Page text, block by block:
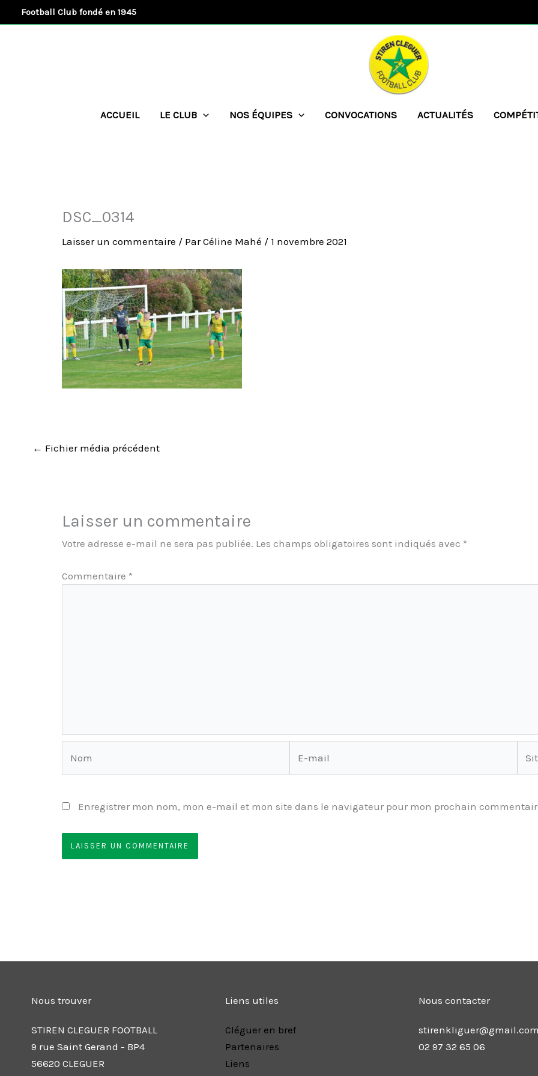
au
Football Club fondé en 1945
ACCUEIL LE CLUB NOS ÉQUIPES CONVOCATIONS ACTUALITÉS
DSC_0314
Laisser un commentaire / ParCéline Mahé / 1 novembre 2021
← Fichier média précédent
Laisser un commentaire
Votre adresse e-mail ne sera pas publiée. Les champs obligatoires sont indiqués avec *
Commentaire *
Enregistrer mon nom, mon e-mail et mon site dans le navigateur pour mon prochain
Nous trouver
STIREN CLEGUER FOOTBALL
9 rue Saint Gerand - BP4
56620 CLEGUER
Liens utiles
Cléguer en bref
Partenaires
Liens
Nous contacter
02 97 32 65 06